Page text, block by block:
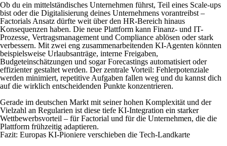
Ob du ein mittelständisches Unternehmen führst, Teil eines Scale-ups
bist oder die Digitalisierung deines Unternehmens vorantreibst –
Factorials Ansatz dürfte weit über den HR-Bereich hinaus
Konsequenzen haben. Die neue Plattform kann Finanz- und IT-
Prozesse, Vertragsmanagement und Compliance ablösen oder stark
verbessern. Mit zwei eng zusammenarbeitenden KI-Agenten könnten
beispielsweise Urlaubsanträge, interne Freigaben,
Budgeteinschätzungen und sogar Forecastings automatisiert oder
effizienter gestaltet werden. Der zentrale Vorteil: Fehlerpotenziale
werden minimiert, repetitive Aufgaben fallen weg und du kannst dich
auf die wirklich entscheidenden Punkte konzentrieren.
Gerade im deutschen Markt mit seiner hohen Komplexität und der
Vielzahl an Regularien ist diese tiefe KI-Integration ein starker
Wettbewerbsvorteil – für Factorial und für die Unternehmen, die die
Plattform frühzeitig adaptieren.
Fazit: Europas KI-Pioniere verschieben die Tech-Landkarte